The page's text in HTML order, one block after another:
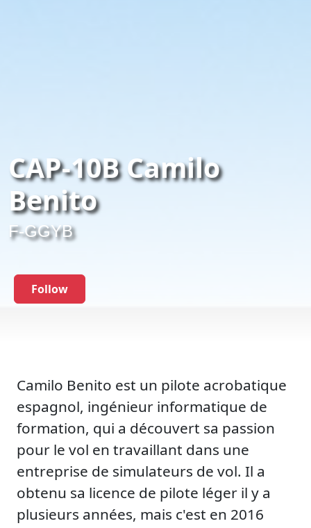
CAP-10B Camilo
Benito
F-GGYB
Follow
Camilo Benito est un pilote acrobatique
espagnol, ingénieur informatique de
formation, qui a découvert sa passion
pour le vol en travaillant dans une
entreprise de simulateurs de vol. Il a
obtenu sa licence de pilote léger il y a
plusieurs années, mais c'est en 2016